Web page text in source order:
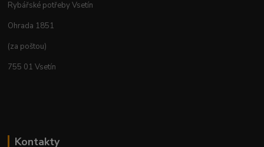
Rybářské potřeby Vsetín
Ohrada 1851
(za poštou)
755 01 Vsetín
Kontakty